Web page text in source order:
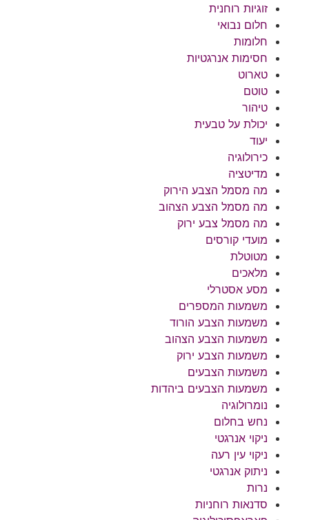
זוגיות רוחנית
חלום נבואי
חלומות
חסימות אנרגטיות
טארוט
טוטם
טיהור
יכולת על טבעית
יעוד
כירולוגיה
מדיטציה
מה מסמל הצבע הירוק
מה מסמל הצבע הצהוב
מה מסמל צבע ירוק
מועדי קורסים
מטוטלת
מלאכים
מסע אסטרלי
משמעות המספרים
משמעות הצבע הורוד
משמעות הצבע הצהוב
משמעות הצבע ירוק
משמעות הצבעים
משמעות הצבעים ביהדות
נומרולוגיה
נחש בחלום
ניקוי אנרגטי
ניקוי עין רעה
ניתוק אנרגטי
נרות
סדנאות רוחניות